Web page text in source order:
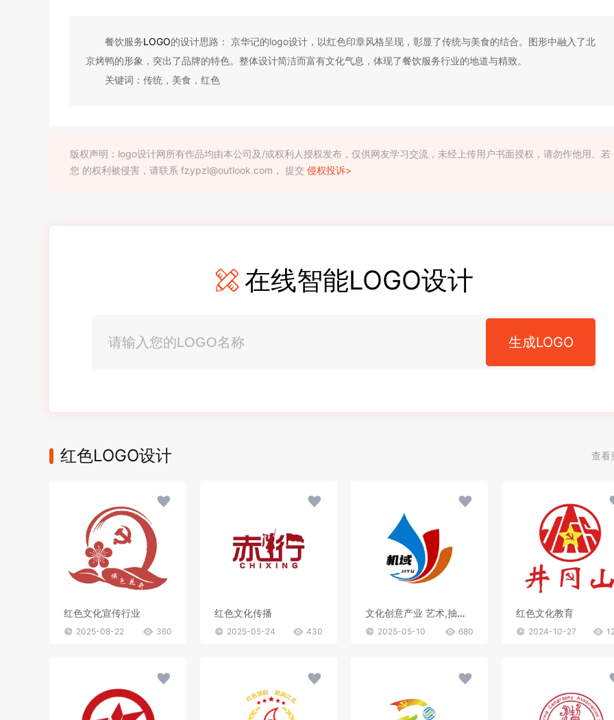
餐饮服务LOGO的设计思路： 京华记的logo设计，以红色印章风格呈现，彰显了传统与美食的结合。图形中融入了北
京烤鸭的形象，突出了品牌的特色。整体设计简洁而富有文化气息，体现了餐饮服务行业的地道与精致。
关键词：传统，美食，红色
版权声明：logo设计网所有作品均由本公司及/或权利人授权发布，仅供网友学习交流，未经上传用户书面授权，请勿作他用。若
您 的权利被侵害，请联系 fzypzl@outlook.com， 提交 侵权投诉>
在线智能LOGO设计
生成LOGO
红色LOGO设计 查看
红色文化宣传行业
2025-08-22 360
红色文化传播
2025-05-24 430
文化创意产业 艺术,抽象,色彩 该logo设计以简洁而富有创意的方式呈现。图形部分由几个抽象的色块组成，蓝色、红色和橙色的渐变 色块相互交织，形成一种动感和流畅的视觉效果，仿佛是艺术创作中的笔触或流动的线条。整体造型简 洁明了，却又富有变化和层次感，展现出一种现代感和时尚感，给人留下深刻的印象。
2025-05-10 680
红色文化教育
2024-10-27